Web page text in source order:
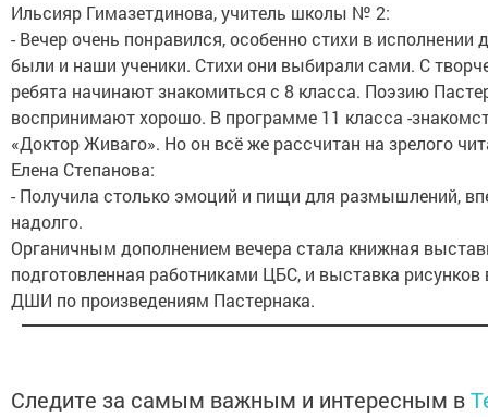
Ильсияр Гимазетдинова, учитель школы № 2:
- Вечер очень понравился, особенно стихи в исполнении
были и наши ученики. Стихи они выбирали сами. С
ребята начинают знакомиться с 8 класса. Поэзию
воспринимают хорошо. В программе 11 класса -
«Доктор Живаго». Но он всё же рассчитан на зрелого
Елена Степанова:
- Получила столько эмоций и пищи для размышлений,
надолго.
Органичным дополнением вечера стала книжная
подготовленная работниками ЦБС, и выставка рисунков
ДШИ по произведениям Пастернака.
Следите за самым важным и интересным в